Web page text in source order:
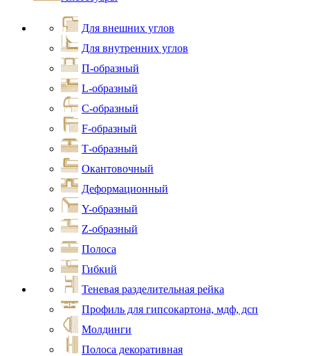
Для внешних углов
Для внутренних углов
П-образный
L-образный
С-образный
F-образный
Т-образный
Окантовочный
Деформационный
Y-образный
Z-образный
Полоса
Гибкий
Теневая разделительная рейка
Профиль для гипсокартона, мдф, дсп
Молдинги
Полоса декоративная